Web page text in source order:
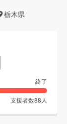
栃木県
終了
支援者数88 人